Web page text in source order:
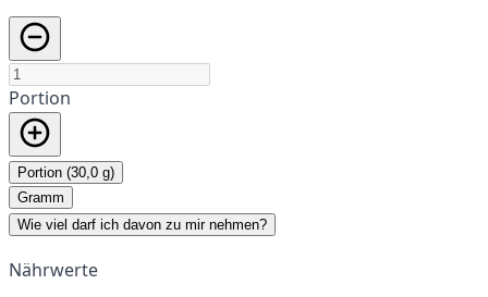
Portion
Portion (30,0 g)
Gramm
Wie viel darf ich davon zu mir nehmen?
Nährwerte